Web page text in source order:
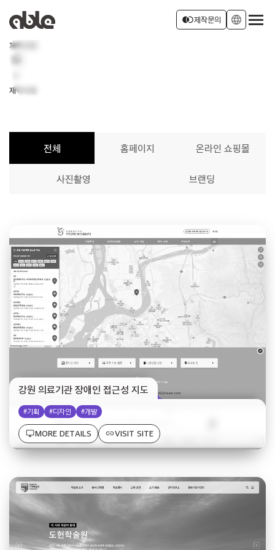
join_left제작문의 language
제작사례
home
제작사례
전체 홈페이지 온라인 쇼핑몰
사진촬영 브랜딩
강원 의료기관 장애인 접근성 지도
#기획 #디자인 #개발
desktop_windowsMORE DETAILS linkVISIT SITE